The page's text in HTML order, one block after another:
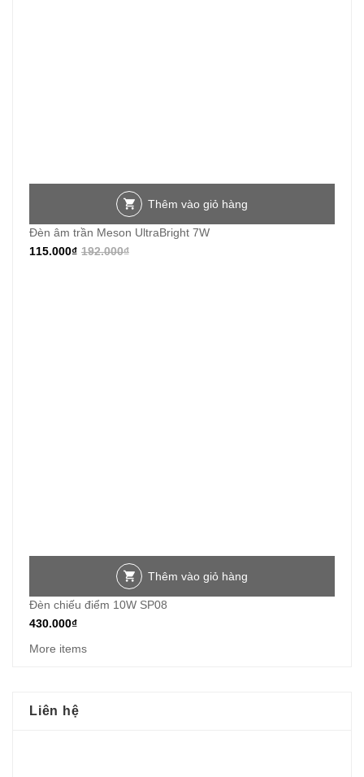
Thêm vào giỏ hàng
Đèn âm trần Meson UltraBright 7W
192.000₫
115.000₫
Thêm vào giỏ hàng
Đèn chiếu điểm 10W SP08
430.000₫
More items
Liên hệ